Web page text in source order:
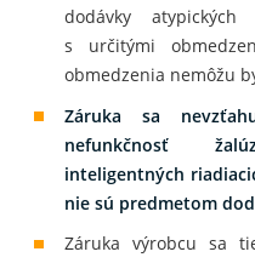
dodávky
s určitými
obmedzenia nemôžu
Záruka sa
nefunkčnosť
inteligentných
nie sú predmetom
Záruka výrobcu sa